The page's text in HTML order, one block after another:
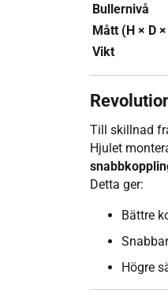
Bullernivå
Mått (H × D
Vikt
Till skillnad
Hjulet
Detta ger:
Bättre
Högre